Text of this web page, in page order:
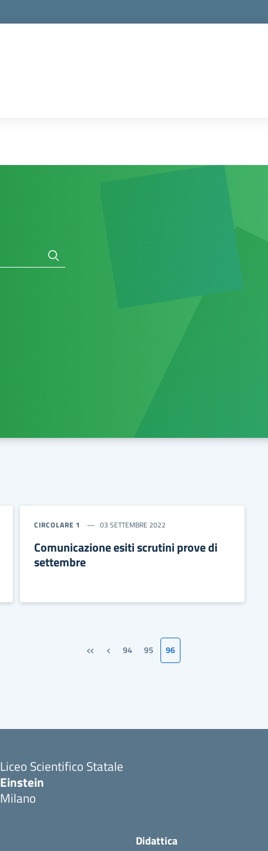
CIRCOLARE 1 03 SETTEMBRE 2022
Comunicazione esiti scrutini prove di
settembre
«Prima pagina
‹Pagina precedente
94 95 96
Liceo Scientifico Statale
Einstein
Milano
Didattica